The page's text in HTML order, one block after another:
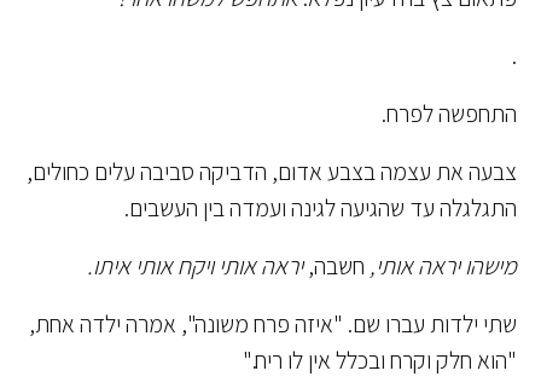
.
התחפשה לפרח.
צבעה את עצמה בצבע אדום, הדביקה סביבה עלים כחולים,
התגלגלה עד שהגיעה לגינה ועמדה בין העשבים.
מישהו יראה אותי, חשבה,יראה אותי ויקח אותי איתו.
שתי ילדות עברו שם. "איזה פרח משונה", אמרה ילדה אחת,
"הוא חלק וקרח ובכלל אין לו ריח."